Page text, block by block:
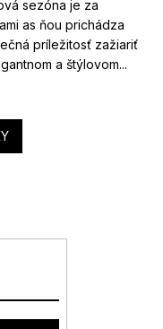
sezóna je za
as ňou prichádza
príležitosť zažiariť
a štýlovom...